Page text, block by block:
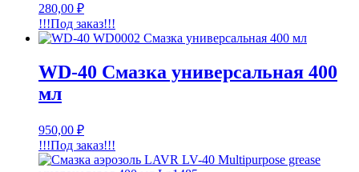
280,00 ₽
!!!Под заказ!!!
WD-40 Смазка универсальная 400
мл
950,00 ₽
!!!Под заказ!!!